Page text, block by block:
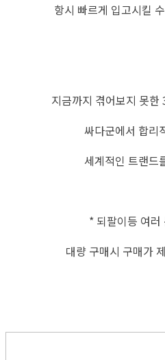
항시 빠르게 입고시킬
지금까지 겪어보지 못한
싸다군에서 합리
세계적인 트랜드
* 되팔이등 여러
대량 구매시 구매가